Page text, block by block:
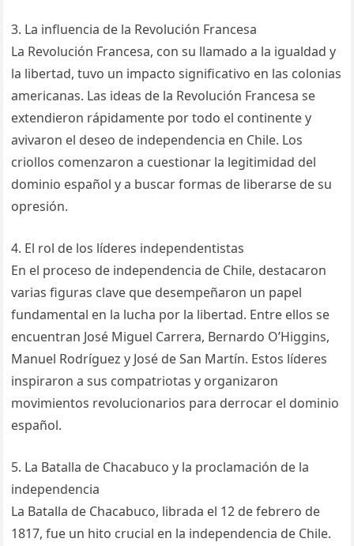
3. La influencia de la Revolución Francesa
La Revolución Francesa, con su llamado a la igualdad y
la libertad, tuvo un impacto significativo en las colonias
americanas. Las ideas de la Revolución Francesa se
extendieron rápidamente por todo el continente y
avivaron el deseo de independencia en Chile. Los
criollos comenzaron a cuestionar la legitimidad del
dominio español y a buscar formas de liberarse de su
opresión.
4. El rol de los líderes independentistas
En el proceso de independencia de Chile, destacaron
varias figuras clave que desempeñaron un papel
fundamental en la lucha por la libertad. Entre ellos se
encuentran José Miguel Carrera, Bernardo O’Higgins,
Manuel Rodríguez y José de San Martín. Estos líderes
inspiraron a sus compatriotas y organizaron
movimientos revolucionarios para derrocar el dominio
español.
5. La Batalla de Chacabuco y la proclamación de la
independencia
La Batalla de Chacabuco, librada el 12 de febrero de
1817, fue un hito crucial en la independencia de Chile.